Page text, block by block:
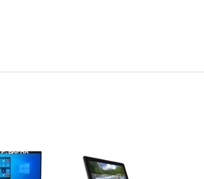
ВАРНА